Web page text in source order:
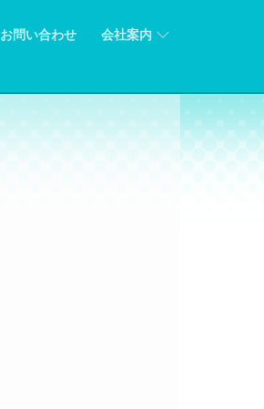
お問い合わせ 会社案内